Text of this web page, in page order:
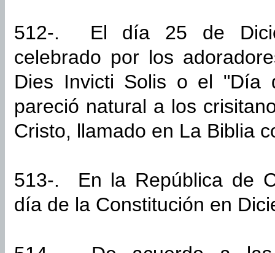
512-. El día 25 de
celebrado por los
Dies Invicti Solis o el "Día
pareció natural a los
Cristo, llamado en La Biblia
513-. En la República de
día de la Constitución en